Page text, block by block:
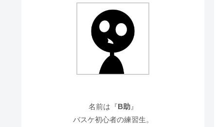
名前は『B助』
バスケ初心者の練習生。